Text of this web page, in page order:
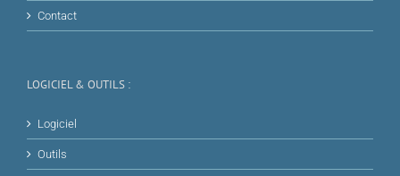
Contact
LOGICIEL & OUTILS :
Logiciel
Outils